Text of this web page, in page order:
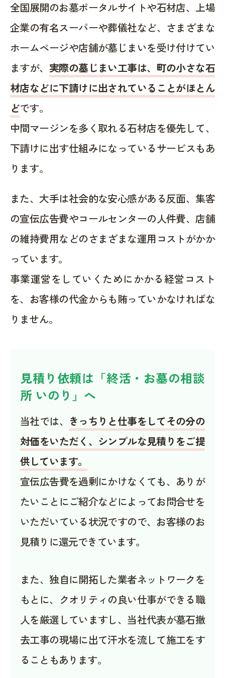
全国展開のお墓ポータルサイトや石材店、上場
企業の有名スーパーや葬儀社など、さまざまな
ホームページや店舗が墓じまいを受け付けてい
ますが、 実際の墓じまい工事は、町の小さな石
材店などに下請けに出されていることがほとん
どです。
中間マージンを多く取れる石材店を優先して、
下請けに出す仕組みになっているサービスもあ
ります。
また、大手は社会的な安心感がある反面、集客
の宣伝広告費やコールセンターの人件費、店舗
の維持費用などのさまざまな運用コストがかか
っています。
事業運営をしていくためにかかる経営コスト
を、お客様の代金からも賄っていかなければな
りません。
見積り依頼は「終活・お墓の相談
所 いのり」へ
当社では、 きっちりと仕事をしてその分の
対価をいただく、シンプルな見積りをご提
供しています。
宣伝広告費を過剰にかけなくても、ありが
たいことにご紹介などによってお問合せを
いただいている状況ですので、お客様のお
見積りに還元できています。
また、独自に開拓した業者ネットワークを
もとに、クオリティの良い仕事ができる職
人を厳選していますし、当社代表が墓石撤
去工事の現場に出て汗水を流して施工をす
ることもあります。